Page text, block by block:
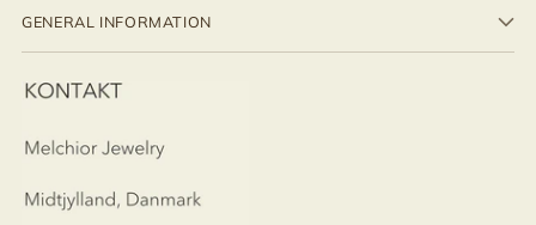
GENERAL INFORMATION